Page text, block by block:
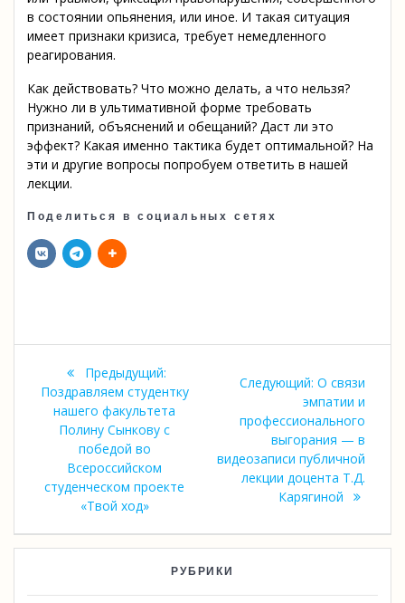
в состоянии опьянения, или иное. И такая ситуация
имеет признаки кризиса, требует немедленного
реагирования.
Как действовать? Что можно делать, а что нельзя?
Нужно ли в ультимативной форме требовать
признаний, объяснений и обещаний? Даст ли это
эффект? Какая именно тактика будет оптимальной? На
эти и другие вопросы попробуем ответить в нашей
лекции.
Поделиться в социальных сетях
Навигация
по
записям
Предыдущий:Предыдущая
запись:
Поздравляем студентку
нашего факультета
Полину Сынкову с
победой во
Всероссийском
студенческом проекте
«Твой ход»
Следующий: Следующая
запись:
О связи
эмпатии и
профессионального
выгорания — в
видеозаписи публичной
лекции доцента Т.Д.
Карягиной
РУБРИКИ